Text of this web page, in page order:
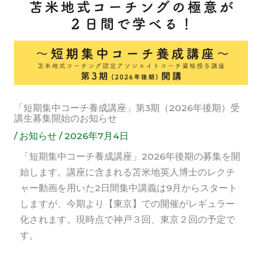
「短期集中コーチ養成講座」第3期（2026年後期）受
講生募集開始のお知らせ
/ お知らせ/2026年7月4日
「短期集中コーチ養成講座」2026年後期の募集を開
始します。講座に含まれる苫米地英人博士のレクチ
ャー動画を用いた2日間集中講義は9月からスタート
しますが、今期より【東京】での開催がレギュラー
化されます。現時点で神戸３回、東京２回の予定で
す。